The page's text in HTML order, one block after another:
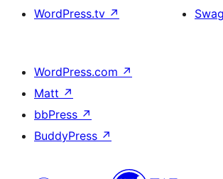
WordPress.tv ↗
Swag
WordPress.com ↗
Matt ↗
bbPress ↗
BuddyPress ↗